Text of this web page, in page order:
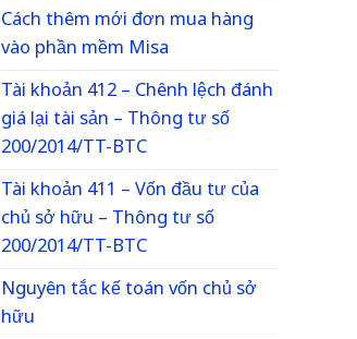
Cách thêm mới đơn mua hàng
vào phần mềm Misa
Tài khoản 412 – Chênh lệch đánh
giá lại tài sản – Thông tư số
200/2014/TT-BTC
Tài khoản 411 – Vốn đầu tư của
chủ sở hữu – Thông tư số
200/2014/TT-BTC
Nguyên tắc kế toán vốn chủ sở
hữu